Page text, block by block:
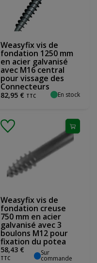
Weasyfix vis de
fondation 1250 mm
en acier galvanisé
avec M16 central
pour vissage des
Connecteurs
82,95 € TTC En stock
Weasyfix vis de
fondation creuse
750 mm en acier
galvanisé avec 3
boulons M12 pour
fixation du potea
58,43 €
TTC
Sur
commande